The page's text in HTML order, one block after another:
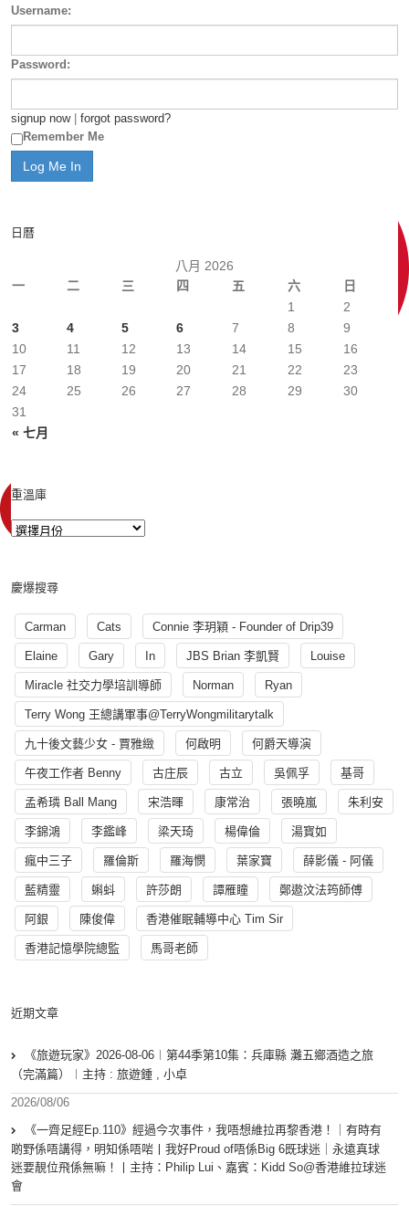
Username:
Password:
signup now| forgot password?
Remember Me
日曆
八月 2026
一
二 三 四 五 六 日
« 七月
1
2
3
4 5 6 7 8
9
10
11 12 13 14 15
16
17
18 19 20 21 22
23
24
25 26 27 28 29
30
31
重溫庫
慶爆搜尋
Carman Cats Connie 李玥穎 - Founder of Drip39
Elaine Gary In JBS Brian 李凱賢 Louise
Miracle 社交力學培訓導師 Norman Ryan
Terry Wong 王總講軍事@TerryWongmilitarytalk
九十後文藝少女 - 賈雅緻 何啟明 何爵天導演
午夜工作者 Benny 古庄辰 古立 吳佩孚 基哥
孟希璘 Ball Mang 宋浩暉 康常治 張曉嵐 朱利安
李錦鴻 李鑑峰 梁天琦 楊偉倫 湯寳如
瘋中三子 羅倫斯 羅海憫 葉家寶 薛影儀 - 阿儀
藍精靈 蝌蚪 許莎朗 譚雁瞳 鄭遨汶法筠師傅
阿銀 陳俊偉 香港催眠輔導中心 Tim Sir
香港記憶學院總監 馬哥老師
近期文章
《旅遊玩家》2026-08-06︱第44季第10集：兵庫縣 灘五鄉酒造之旅
（完滿篇）︱主持 : 旅遊鍾 , 小卓
2026/08/06
《一齊足經Ep.110》經過今次事件，我唔想維拉再黎香港！｜有時有
啲野係唔講得，明知係唔啱丨我好Proud of唔係Big 6既球迷｜永遠真球
迷要靚位飛係無嘛！丨主持：Philip Lui、嘉賓：Kidd So@香港維拉球迷
會